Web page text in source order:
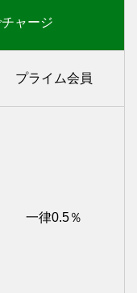
ャージ
プライム会員
一律0.5％